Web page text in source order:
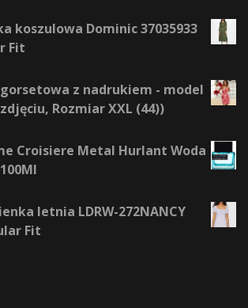
koszulowa Dominic 37035933
Fit
gorsetowa z nadrukiem - model
Rozmiar XXL (44))
Croisiere Metal Hurlant Woda
letnia LDRW-272NANCY
Fit